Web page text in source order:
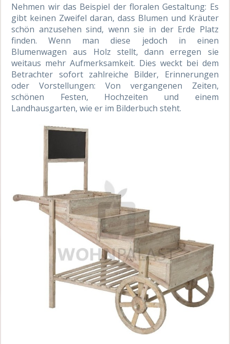
Nehmen wir das Beispiel der floralen Gestaltung: Es
gibt keinen Zweifel daran, dass Blumen und Kräuter
schön anzusehen sind, wenn sie in der Erde Platz
finden. Wenn man diese jedoch in einen
Blumenwagen aus Holz stellt, dann erregen sie
weitaus mehr Aufmerksamkeit. Dies weckt bei dem
Betrachter sofort zahlreiche Bilder, Erinnerungen
oder Vorstellungen: Von vergangenen Zeiten,
schönen Festen, Hochzeiten und einem
Landhausgarten, wie er im Bilderbuch steht.